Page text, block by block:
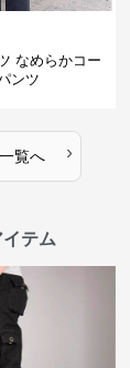
なめらかコー
ンツ
一覧へ ›
テム